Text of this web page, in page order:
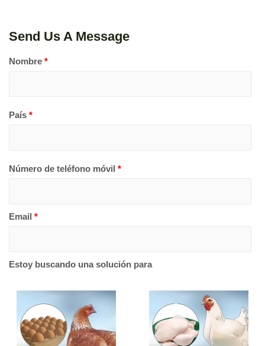
Send Us A Message
Nombre *
País *
Número de teléfono móvil *
Email *
Estoy buscando una solución para